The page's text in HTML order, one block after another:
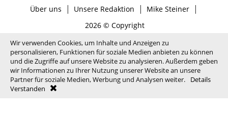
Über uns | Unsere Redaktion | Mike Steiner|
2026 © Copyright
Wir verwenden Cookies, um Inhalte und Anzeigen zu
personalisieren, Funktionen für soziale Medien anbieten zu können
und die Zugriffe auf unsere Website zu analysieren. Außerdem geben
wir Informationen zu Ihrer Nutzung unserer Website an unsere
Partner für soziale Medien, Werbung und Analysen weiter.
Details
Verstanden